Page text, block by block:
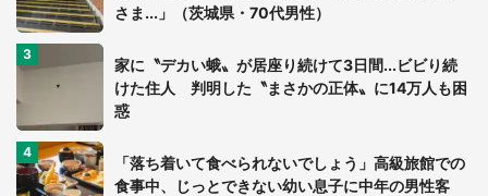
さま...」（茨城県・70代男性）
家に〝デカい蛾〟が居座り続けて3日間...ビビり続
けた住人 判明した〝まさかの正体〟に14万人も困
惑
「落ち着いて食べられないでしょう」高級旅館での
食事中、じっとできない幼い息子に中年の男性客